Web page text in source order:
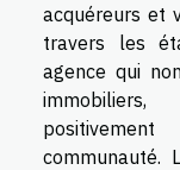
acquéreurs et
travers les
agence qui
communauté.